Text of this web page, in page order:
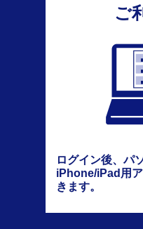
ご
ログイン後、パ
iPhone/iPad用
きます。